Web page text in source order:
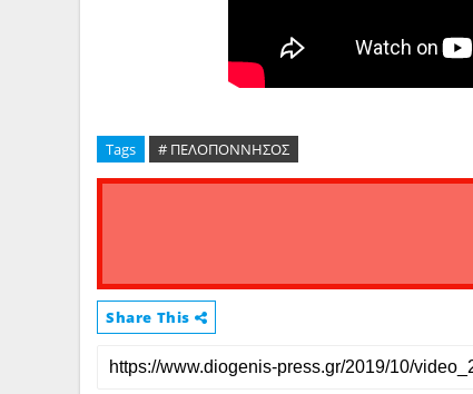
Tags # ΠΕΛΟΠΟΝΝΗΣΟΣ
Share This